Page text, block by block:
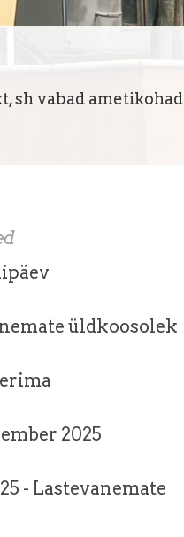
sh vabad ametikohad
üldkoosolek
2025
- Lastevanemate